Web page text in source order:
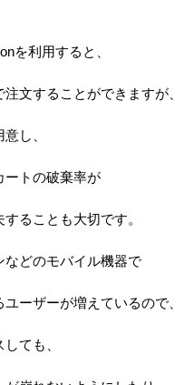
を利用すると、
文することができますが、
し、
ートの破棄率が
ることも大切です。
どのモバイル機器で
ーザーが増えているので、
ても、